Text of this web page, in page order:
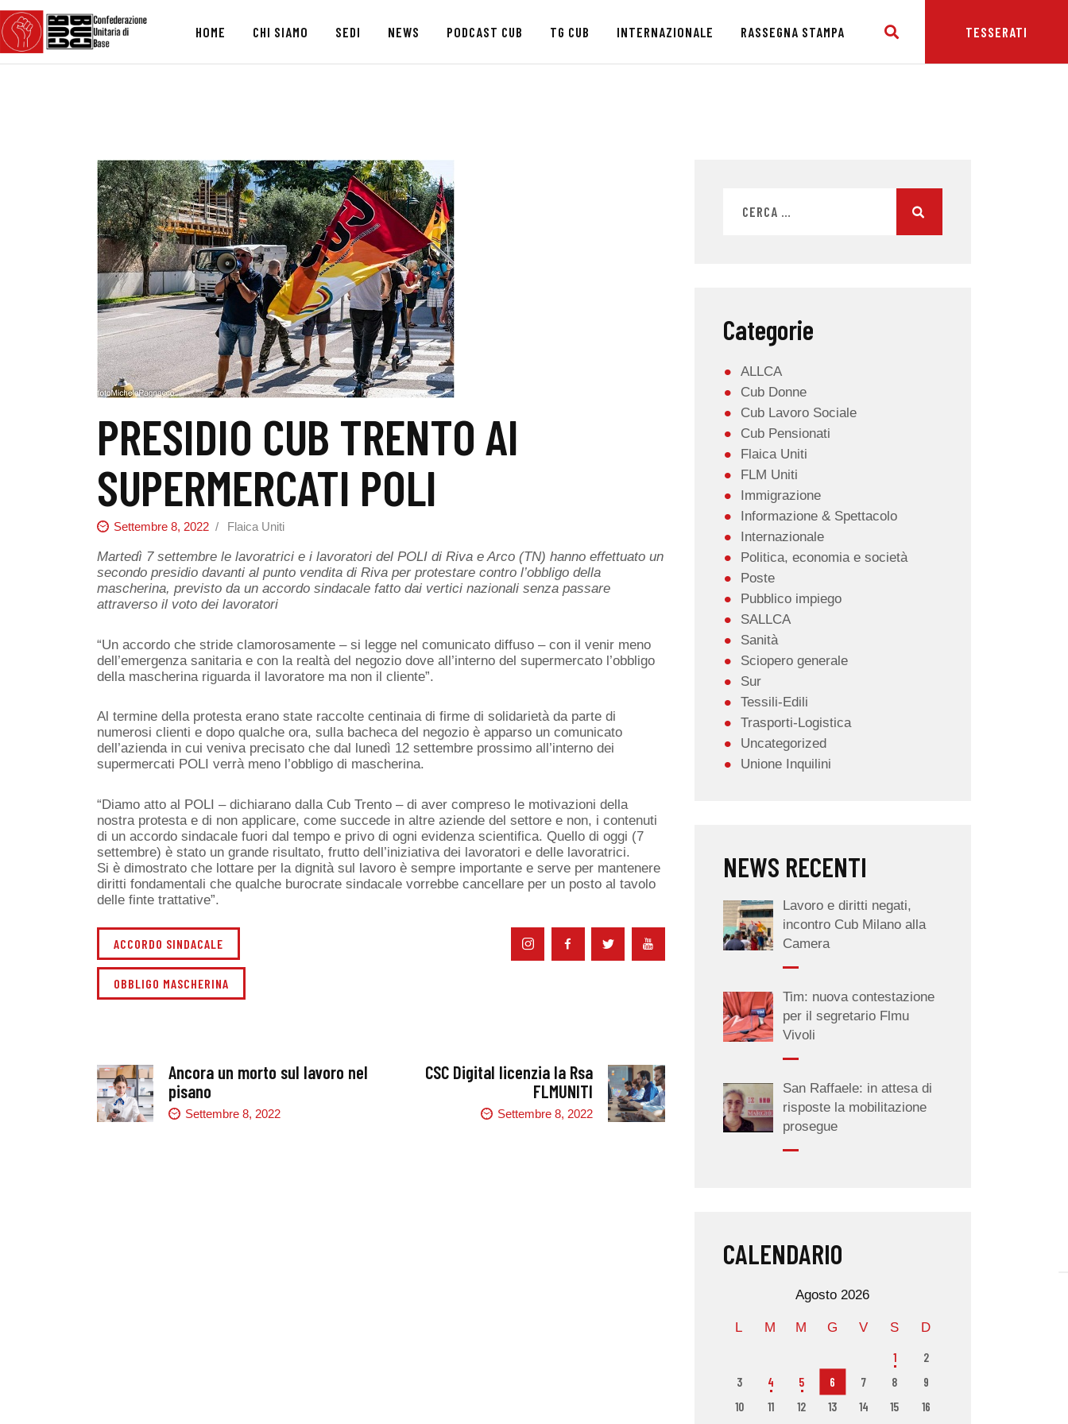
HOME CHI SIAMO SEDI NEWS PODCAST CUB TG CUB INTERNAZIONALE RASSEGNA STAMPA TESSERATI
HOME
CHI SIAMO
NEWS
PODCAST CUB
TG CUB
INTERNAZIONALE
RASSEGNA STAMPA
PRESIDIO CUB TRENTO AI
SUPERMERCATI POLI
Settembre 8, 2022 Flaica Uniti
Martedì 7 settembre le lavoratrici e i lavoratori del POLI di Riva e Arco (TN) hanno effettuato un
secondo presidio davanti al punto vendita di Riva per protestare contro l’obbligo della
mascherina, previsto da un accordo sindacale fatto dai vertici nazionali senza passare
attraverso il voto dei lavoratori
“Un accordo che stride clamorosamente – si legge nel comunicato diffuso – con il venir meno
dell’emergenza sanitaria e con la realtà del negozio dove all’interno del supermercato l’obbligo
della mascherina riguarda il lavoratore ma non il cliente”.
Al termine della protesta erano state raccolte centinaia di firme di solidarietà da parte di
numerosi clienti e dopo qualche ora, sulla bacheca del negozio è apparso un comunicato
dell’azienda in cui veniva precisato che dal lunedì 12 settembre prossimo all’interno dei
supermercati POLI verrà meno l’obbligo di mascherina.
“Diamo atto al POLI – dichiarano dalla Cub Trento – di aver compreso le motivazioni della
nostra protesta e di non applicare, come succede in altre aziende del settore e non, i contenuti
di un accordo sindacale fuori dal tempo e privo di ogni evidenza scientifica. Quello di oggi (7
settembre) è stato un grande risultato, frutto dell’iniziativa dei lavoratori e delle lavoratrici.
Si è dimostrato che lottare per la dignità sul lavoro è sempre importante e serve per mantenere
diritti fondamentali che qualche burocrate sindacale vorrebbe cancellare per un posto al tavolo
delle finte trattative”.
ACCORDO SINDACALE
OBBLIGO MASCHERINA
Ancora un morto sul lavoro nel
pisano
Settembre 8, 2022
CSC Digital licenzia la Rsa
FLMUNITI
Settembre 8, 2022
Categorie
ALLCA
Cub Donne
Cub Lavoro Sociale
Cub Pensionati
Flaica Uniti
FLM Uniti
Immigrazione
Informazione & Spettacolo
Internazionale
Politica, economia e società
Poste
Pubblico impiego
SALLCA
Sanità
Sciopero generale
Sur
Tessili-Edili
Trasporti-Logistica
Uncategorized
Unione Inquilini
NEWS RECENTI
Lavoro e diritti negati,
incontro Cub Milano alla
Camera
Tim: nuova contestazione
per il segretario Flmu
Vivoli
San Raffaele: in attesa di
risposte la mobilitazione
prosegue
CALENDARIO
Agosto 2026
L M M G V S D
1
2
3
4 5 6 7 8
9
10
11 12 13 14 15
16